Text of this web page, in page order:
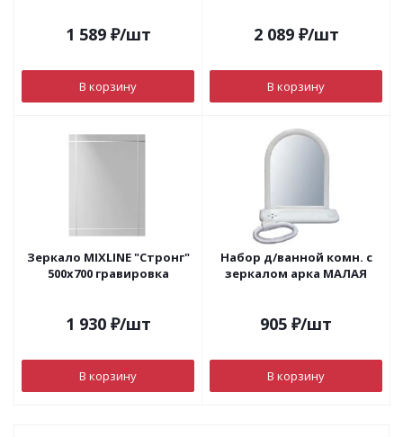
1 589₽/шт
В корзину
2 089₽/шт
В корзину
Зеркало MIXLINE "Стронг"
500х700 гравировка
1 930₽/шт
В корзину
Набор д/ванной комн. с
зеркалом арка МАЛАЯ
905 ₽/шт
В корзину